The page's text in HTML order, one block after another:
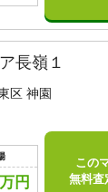
長嶺１
区 神園
万円
この
無料査